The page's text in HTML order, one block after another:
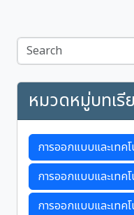
หมวดหมู่บทเรี
การออกแบบและเทค
การออกแบบและเทค
การออกแบบและเทค